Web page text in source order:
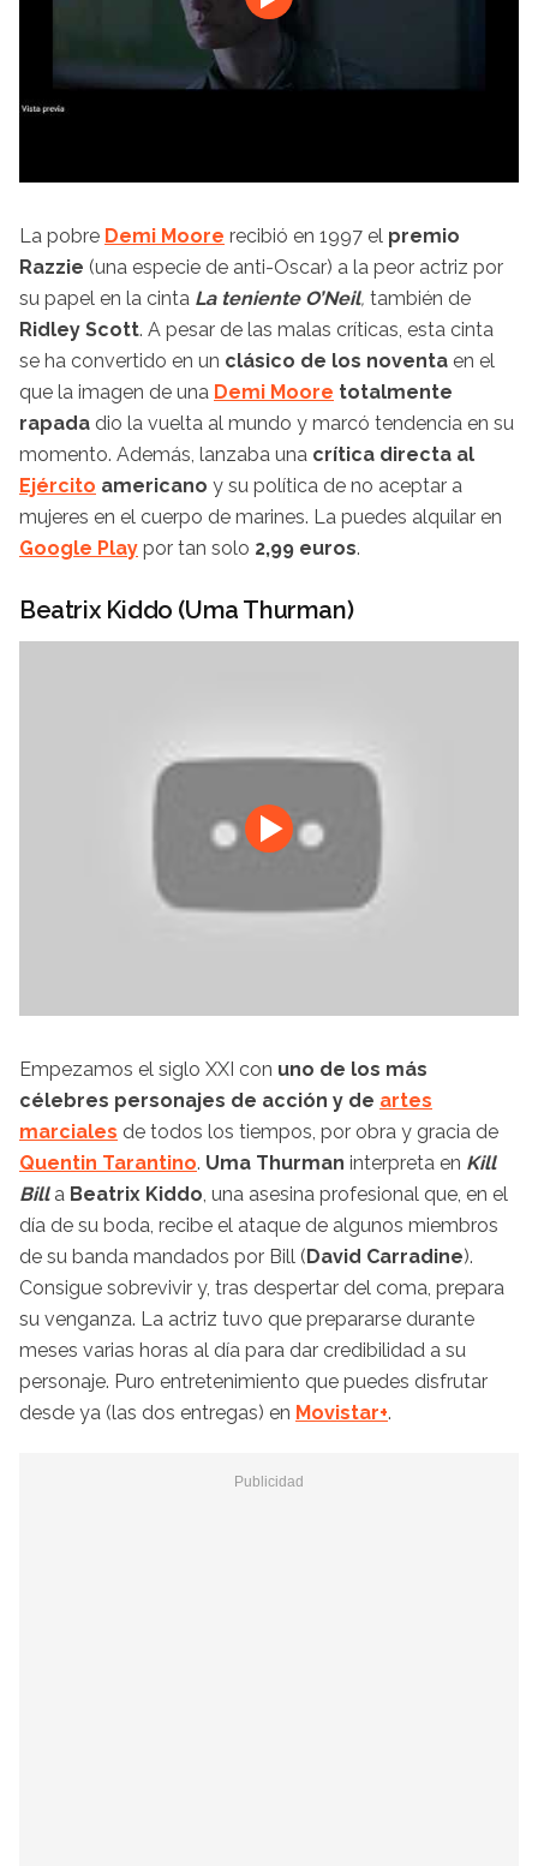
La pobre Demi Moore recibió en 1997 el premio
Razzie (una especie de anti-Oscar) a la peor actriz por
su papel en la cinta La teniente O’Neil, también de
Ridley Scott. A pesar de las malas críticas, esta cinta
se ha convertido en un clásico de los noventa en el
que la imagen de una Demi Moore totalmente
rapada dio la vuelta al mundo y marcó tendencia en su
momento. Además, lanzaba una crítica directa al
Ejército americano y su política de no aceptar a
mujeres en el cuerpo de marines. La puedes alquilar en
Google Play por tan solo 2,99 euros.
Beatrix Kiddo (Uma Thurman)
Empezamos el siglo XXI con uno de los más
célebres personajes de acción y de artes
marciales de todos los tiempos, por obra y gracia de
Quentin Tarantino. Uma Thurman interpreta en Kill
Billa Beatrix Kiddo , una asesina profesional que, en el
día de su boda, recibe el ataque de algunos miembros
de su banda mandados por Bill (David Carradine).
Consigue sobrevivir y, tras despertar del coma, prepara
su venganza. La actriz tuvo que prepararse durante
meses varias horas al día para dar credibilidad a su
personaje. Puro entretenimiento que puedes disfrutar
desde ya (las dos entregas) en Movistar+.